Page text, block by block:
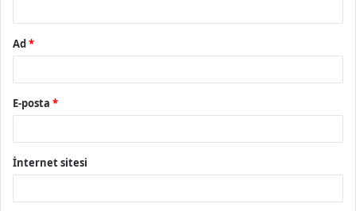
Ad*
E-posta *
İnternet sitesi